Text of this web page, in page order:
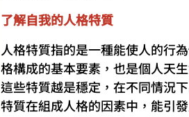
了解自我的人格特質
人格特質指的是一種能使人的行
格構成的基本要素，也是個人天
這些特質越是穩定，在不同情況
特質在組成人格的因素中，能引